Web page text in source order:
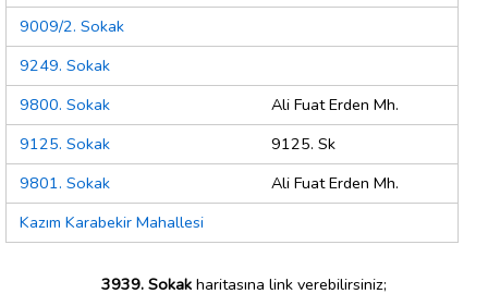
9009/2. Sokak
9249. Sokak
9800. Sokak
Ali Fuat Erden Mh.
9125. Sokak
9125. Sk
9801. Sokak
Ali Fuat Erden Mh.
Kazım Karabekir Mahallesi
3939. Sokak haritasına link verebilirsiniz;